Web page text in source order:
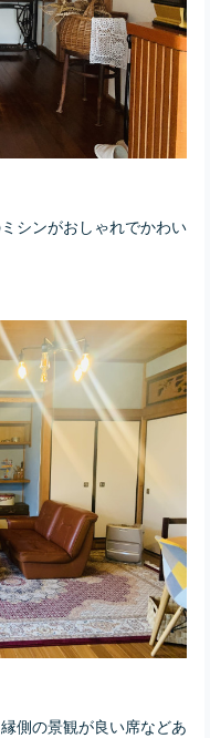
シンがおしゃれでかわい
側の景観が良い席などあ